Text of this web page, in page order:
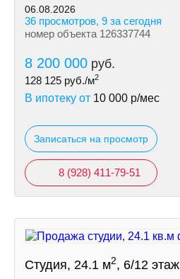
06.08.2026
36 просмотров, 9 за сегодня
номер объекта 126337744
8 200 000 руб.
128 125 руб./м2
В ипотеку от 10 000 р/мес
Записаться на просмотр
8 (928) 411-79-51
Студия, 24.1 м2, 6/12 этаж